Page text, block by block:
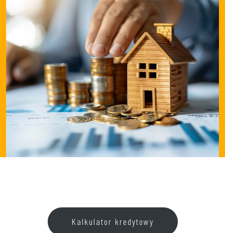
Kalkulator kredytowy